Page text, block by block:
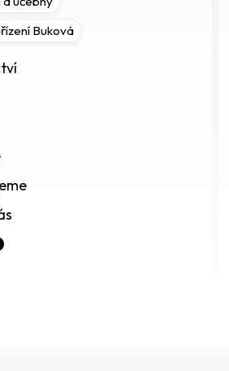
Buková